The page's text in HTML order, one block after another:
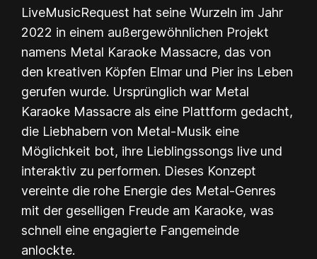
LiveMusicRequest hat seine Wurzeln im Jahr
2022 in einem außergewöhnlichen Projekt
namens Metal Karaoke Massacre, das von
den kreativen Köpfen Elmar und Pier ins Leben
gerufen wurde. Ursprünglich war Metal
Karaoke Massacre als eine Plattform gedacht,
die Liebhabern von Metal-Musik eine
Möglichkeit bot, ihre Lieblingssongs live und
interaktiv zu performen. Dieses Konzept
vereinte die rohe Energie des Metal-Genres
mit der geselligen Freude am Karaoke, was
schnell eine engagierte Fangemeinde
anlockte.